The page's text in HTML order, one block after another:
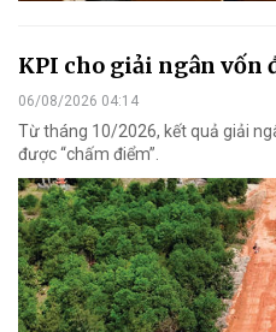
KPI cho giải ngân vốn
06/08/2026 04:14
Từ tháng 10/2026, kết quả giải
được “chấm điểm”.